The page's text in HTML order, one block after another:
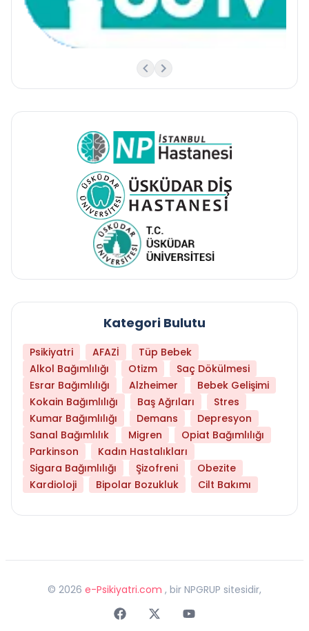
Kategori Bulutu
Psikiyatri AFAZİ
Tüp Bebek
Alkol Bağımlılığı
Otizm
Saç Dökülmesi
Esrar Bağımlılığı
Alzheimer
Bebek Gelişimi
Kokain Bağımlılığı
Baş Ağrıları
Stres
Kumar Bağımlılığı
Demans
Depresyon
Sanal Bağımlılık
Migren
Opiat Bağımlılığı
Parkinson
Kadın Hastalıkları
Sigara Bağımlılığı
Şizofreni
Obezite
Kardioloji
Bipolar Bozukluk Cilt Bakımı
© 2026 e-Psikiyatri.com , bir NPGRUP sitesidir,